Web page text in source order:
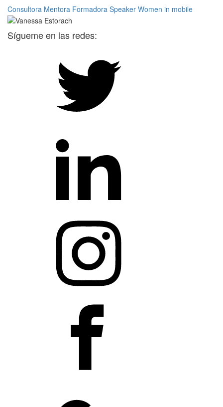
Consultora Mentora Formadora Speaker Women in mobile
Sígueme en las redes: